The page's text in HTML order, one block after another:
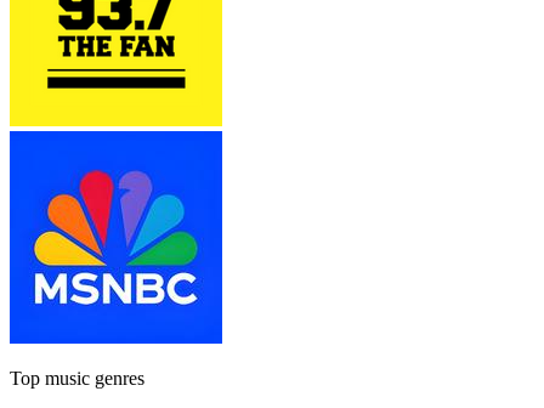
Top music genres